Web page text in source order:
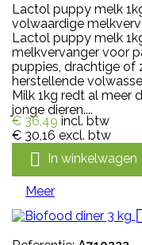
Lactol puppy melk
volwaardige
Lactol puppy melk
melkvervanger voor
puppies, drachtige of
herstellende
Milk 1kg redt al meer
jonge dieren....
€ 36,49 incl. btw
€ 30,16 excl. btw
 In winkelwagen
Meer